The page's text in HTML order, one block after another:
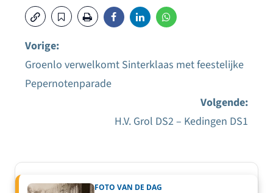
Bericht
Vorige:
Groenlo verwelkomt Sinterklaas met feestelijke
Pepernotenparade
Volgende:
H.V. Grol DS2 – Kedingen DS1
FOTO VAN DE DAG